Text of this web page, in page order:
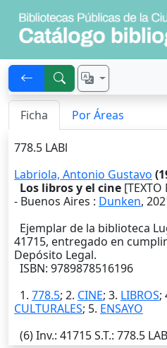
Ficha Por Áreas
778.5 LABl
Labriola, Antonio Gustavo
Los libros y el cine [TEXTO
- Buenos Aires : Dunken,
Ejemplar de la biblioteca
41715, entregado en
Depósito Legal.
ISBN: 9789878516196
1. 778.5; 2. CINE; 3. LIBROS;
CULTURALES; 5. ENSAYO
(6)Inv.: 41715S.T.: 778.5